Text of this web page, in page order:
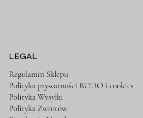
LEGAL
Regulamin Sklepu
Polityka prywatności RODO i cookies
Polityka Wysyłki
Polityka Zwrotów